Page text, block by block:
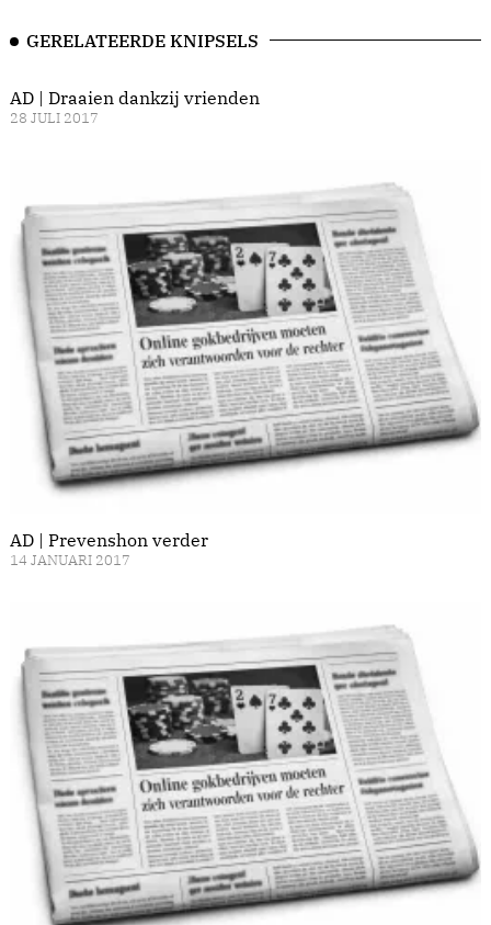
GERELATEERDE KNIPSELS
AD | Draaien dankzij vrienden
28 JULI 2017
AD | Prevenshon verder
14 JANUARI 2017